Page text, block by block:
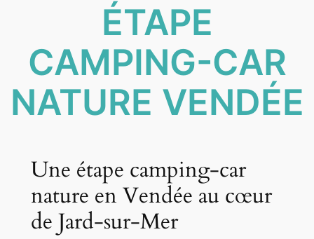
ÉTAPE
CAMPING-CAR
NATURE VENDÉE
Une étape camping-car
nature en Vendée au cœur
de Jard-sur-Mer